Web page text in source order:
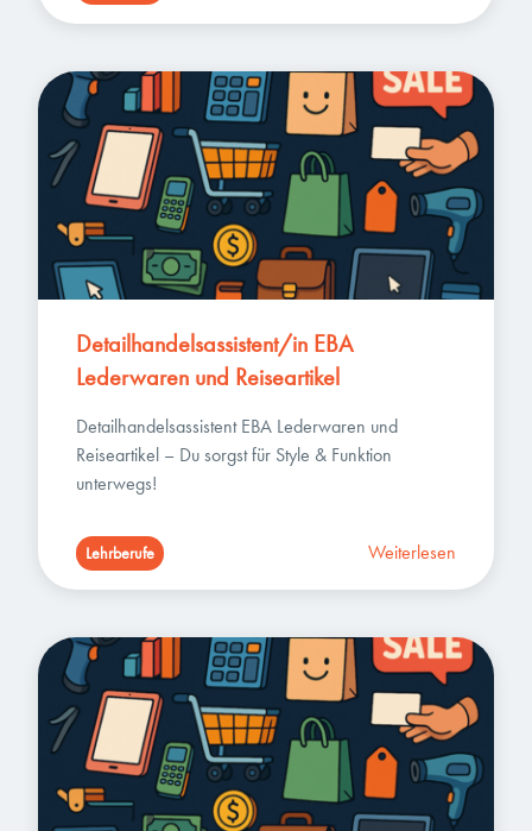
Detailhandelsassistent/in EBA
Lederwaren und Reiseartikel
Detailhandelsassistent EBA Lederwaren und
Reiseartikel – Du sorgst für Style & Funktion
unterwegs!
Lehrberufe Weiterlesen